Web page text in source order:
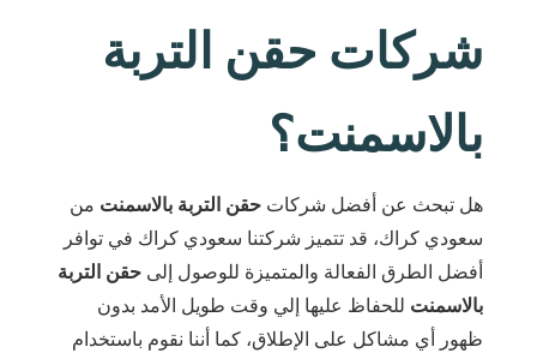
شركات حقن التربة
بالاسمنت؟
هل تبحث عن أفضل شركات حقن التربة بالاسمنت من
سعودي كراك، قد تتميز شركتنا سعودي كراك في توافر
أفضل الطرق الفعالة والمتميزة للوصول إلى حقن التربة
بالاسمنت للحفاظ عليها إلي وقت طويل الأمد بدون
ظهور أي مشاكل على الإطلاق، كما أننا نقوم باستخدام